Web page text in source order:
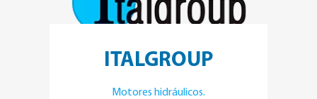
ITALGROUP
Motores hidráulicos.